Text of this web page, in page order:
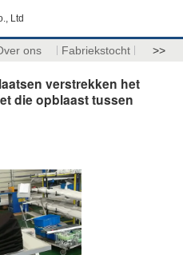
Ltd
ons Fabriekstocht >>
verstrekken het
die opblaast tussen